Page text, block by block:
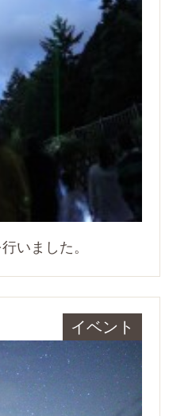
いました。
イベント